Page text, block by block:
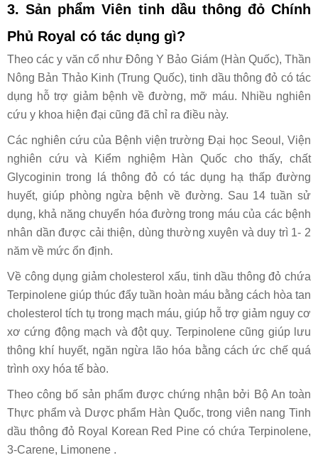
3. Sản phẩmViên tinh dầu thông đỏ Chính
Phủ Royal có tác dụng gì?
Theo các y văn cổ như Đông Y Bảo Giám (Hàn Quốc), Thần
Nông Bản Thảo Kinh (Trung Quốc), tinh dầu thông đỏ có tác
dụng hỗ trợ giảm bệnh về đường, mỡ máu. Nhiều nghiên
cứu y khoa hiện đại cũng đã chỉ ra điều này.
Các nghiên cứu của Bệnh viện trường Đại học Seoul, Viện
nghiên cứu và Kiểm nghiệm Hàn Quốc cho thấy, chất
Glycoginin trong lá thông đỏ có tác dụng hạ thấp đường
huyết, giúp phòng ngừa bệnh về đường. Sau 14 tuần sử
dụng, khả năng chuyển hóa đường trong máu của các bệnh
nhân dần được cải thiện, dùng thường xuyên và duy trì 1- 2
năm về mức ổn định.
Về công dụng giảm cholesterol xấu, tinh dầu thông đỏ chứa
Terpinolene giúp thúc đẩy tuần hoàn máu bằng cách hòa tan
cholesterol tích tụ trong mạch máu, giúp hỗ trợ giảm nguy cơ
xơ cứng động mạch và đột quỵ. Terpinolene cũng giúp lưu
thông khí huyết, ngăn ngừa lão hóa bằng cách ức chế quá
trình oxy hóa tế bào.
Theo công bố sản phẩm được chứng nhận bởi Bộ An toàn
Thực phẩm và Dược phẩm Hàn Quốc, trong viên nang Tinh
dầu thông đỏ Royal Korean Red Pine có chứa Terpinolene,
3-Carene, Limonene .